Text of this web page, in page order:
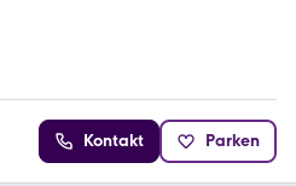
Kontakt Parken